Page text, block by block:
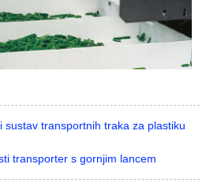
sustav transportnih traka za plastiku
transporter s gornjim lancem